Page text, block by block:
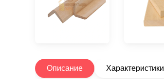
Описание Характеристики